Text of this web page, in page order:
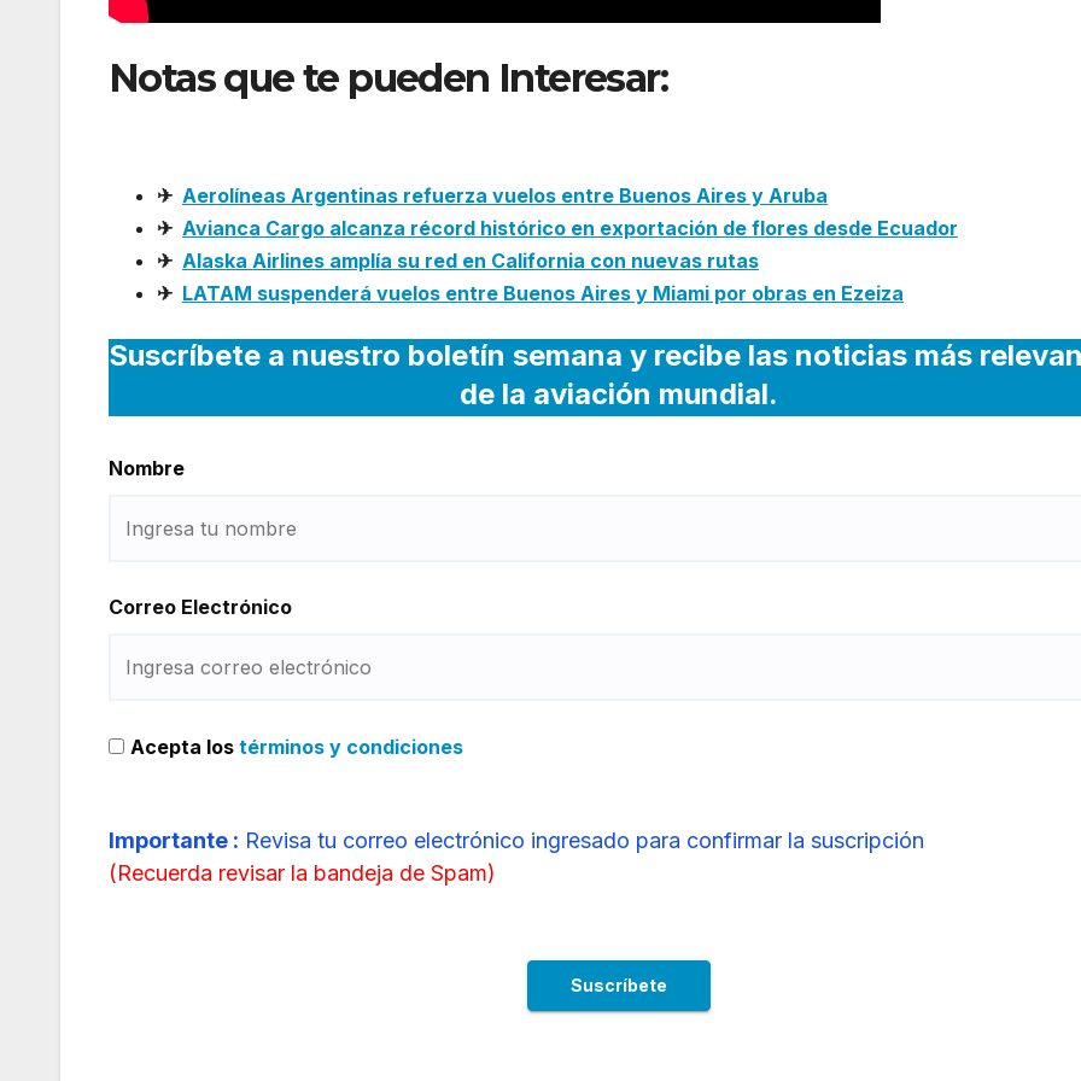
Notas que te pueden Interesar:
✈ Aerolíneas Argentinas refuerza vuelos entre Buenos Aires y Aruba
✈ Avianca Cargo alcanza récord histórico en exportación de flores desde Ecuador
✈ Alaska Airlines amplía su red en California con nuevas rutas
✈ LATAM suspenderá vuelos entre Buenos Aires y Miami por obras en Ezeiza
Suscríbete a nuestro boletín semana y recibe las noticias más
de la aviación mundial.
Nombre
Correo Electrónico
Acepta los términos y condiciones
Importante : Revisa tu correo electrónico ingresado para confirmar la suscripción
(Recuerda revisar la bandeja de Spam)